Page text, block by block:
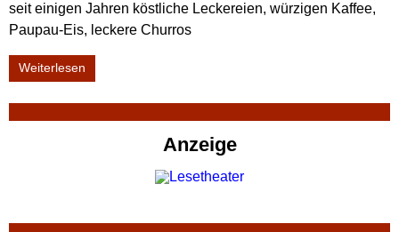
seit einigen Jahren köstliche Leckereien, würzigen Kaffee,
Paupau-Eis, leckere Churros
Weiterlesen
Anzeige